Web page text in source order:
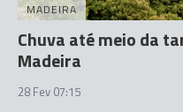
MADEIRA
Chuva até meio da
Madeira
28 Fev 07:15